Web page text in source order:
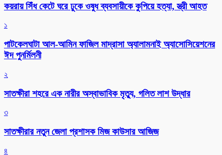
কয়রায় সিঁধ কেটে ঘরে ঢুকে ওষুধ ব্যবসায়ীকে কুপিয়ে হত্যা, স্ত্রী আহত
১
পাটকেলঘাটা আল-আমিন ফাজিল মাদ্রাসা অ্যালামনাই অ্যাসোসিয়েশনের
ঈদ পুনর্মিলনী
২
সাতক্ষীরা শহরে এক নারীর অস্বাভাবিক মৃত্যু, গলিত লাশ উদ্ধার
৩
সাতক্ষীরার নতুন জেলা প্রশাসক মিজ কাউসার আজিজ
৪